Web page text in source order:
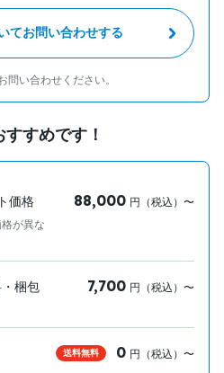
てお問い合わせする
問い合わせください。
すめです！
価格
が異な
88,000 円（税込）〜
梱包
7,700 円（税込）〜
送料無料 0 円（税込）〜